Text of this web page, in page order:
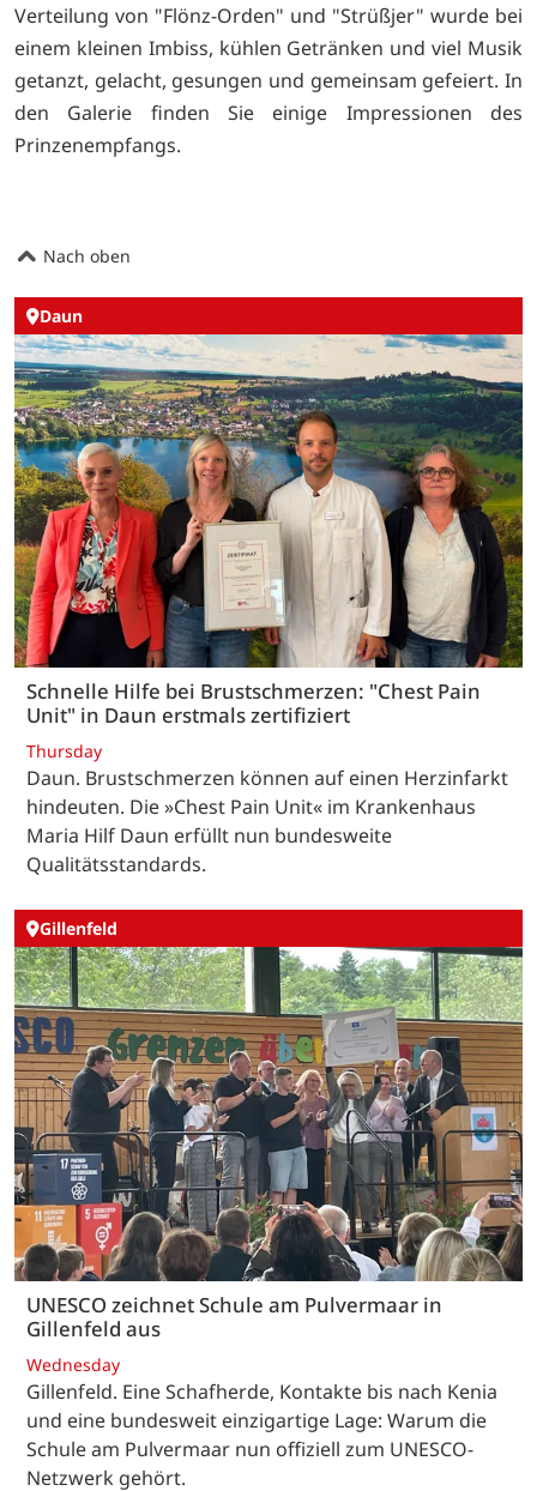
Verteilung von "Flönz-Orden" und "Strüßjer" wurde bei
einem kleinen Imbiss, kühlen Getränken und viel Musik
getanzt, gelacht, gesungen und gemeinsam gefeiert. In
den Galerie finden Sie einige Impressionen des
Prinzenempfangs.
Nach oben
Daun
Schnelle Hilfe bei Brustschmerzen: "Chest Pain
Unit" in Daun erstmals zertifiziert
Thursday
Daun. Brustschmerzen können auf einen Herzinfarkt
hindeuten. Die »Chest Pain Unit« im Krankenhaus
Maria Hilf Daun erfüllt nun bundesweite
Qualitätsstandards.
Gillenfeld
UNESCO zeichnet Schule am Pulvermaar in
Gillenfeld aus
Wednesday
Gillenfeld. Eine Schafherde, Kontakte bis nach Kenia
und eine bundesweit einzigartige Lage: Warum die
Schule am Pulvermaar nun offiziell zum UNESCO-
Netzwerk gehört.